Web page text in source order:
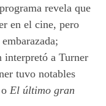
revela que
en el cine, pero
interpretó a Turner
tuvo notables
o El último gran